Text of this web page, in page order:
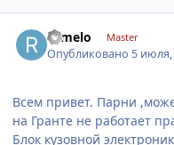
romelo Master
Опубликовано 5 июля,
Всем привет. Парни
на Гранте не работает
Блок кузовной